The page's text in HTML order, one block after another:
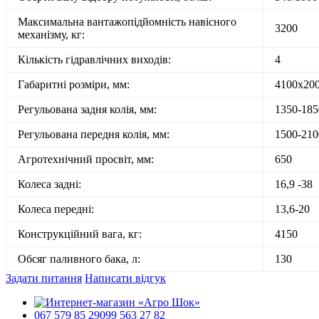
Максимальна вантажопідйомність навісного
механізму, кг:
3200
Кількість гідравлічних виходів: 4
Габаритні розміри, мм:
Регульована задня колія, мм: 1350-
Регульована передня колія, мм: 1500-
Агротехнічний просвіт, мм: 650
Колеса задні: 16,9 -38
Колеса передні: 13,6-20
Конструкційний вага, кг: 4150
Обсяг паливного бака, л:
130
Задати питання Написати відгук
067 579 85 29099 563 27 82